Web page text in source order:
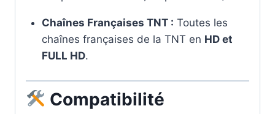
Chaînes Françaises TNT : Toutes les
chaînes françaises de la TNT en HD et
FULL HD.
Compatibilité